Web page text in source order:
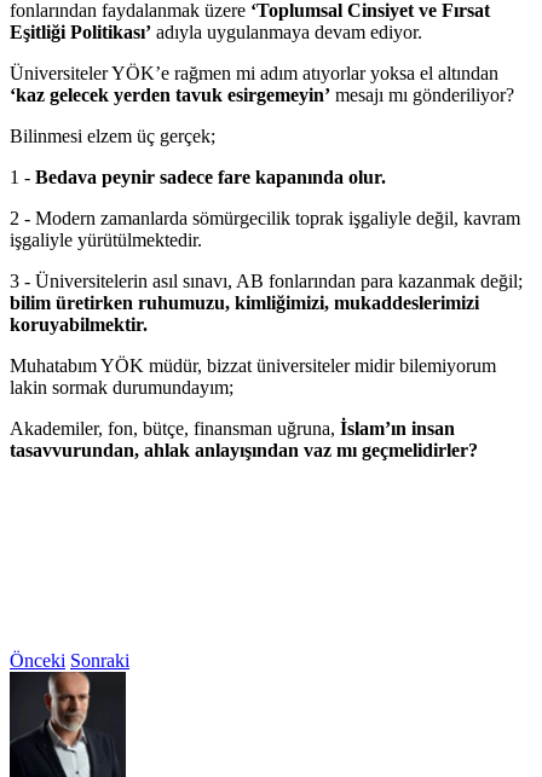
fonlarından faydalanmak üzere ‘Toplumsal Cinsiyet ve Fırsat
Eşitliği Politikası’ adıyla uygulanmaya devam ediyor.
Üniversiteler YÖK’e rağmen mi adım atıyorlar yoksa el altından
‘kaz gelecek yerden tavuk esirgemeyin’ mesajı mı gönderiliyor?
Bilinmesi elzem üç gerçek;
1 - Bedava peynir sadece fare kapanında olur.
2 - Modern zamanlarda sömürgecilik toprak işgaliyle değil, kavram
işgaliyle yürütülmektedir.
3 - Üniversitelerin asıl sınavı, AB fonlarından para kazanmak değil;
bilim üretirken ruhumuzu, kimliğimizi, mukaddeslerimizi
koruyabilmektir.
Muhatabım YÖK müdür, bizzat üniversiteler midir bilemiyorum
lakin sormak durumundayım;
Akademiler, fon, bütçe, finansman uğruna, İslam’ın insan
tasavvurundan, ahlak anlayışından vaz mı geçmelidirler?
Önceki Sonraki